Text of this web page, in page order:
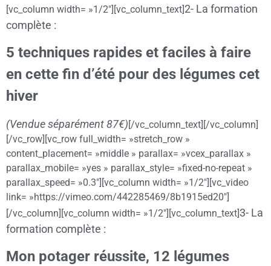
[vc_column width= »1/2″][vc_column_text]2- La formation
complète :
5 techniques rapides et faciles à faire
en cette fin d’été pour des légumes cet
hiver
(Vendue séparément 87€)[/vc_column_text][/vc_column]
[/vc_row][vc_row full_width= »stretch_row »
content_placement= »middle » parallax= »vcex_parallax »
parallax_mobile= »yes » parallax_style= »fixed-no-repeat »
parallax_speed= »0.3″][vc_column width= »1/2″][vc_video
link= »https://vimeo.com/442285469/8b1915ed20″]
[/vc_column][vc_column width= »1/2″][vc_column_text]3- La
formation complète :
Mon potager réussite, 12 légumes